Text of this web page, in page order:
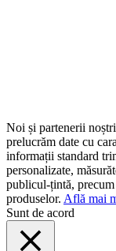
Noi și partenerii
prelucrăm date cu
informații standard
personalizate,
publicul-țintă,
produselor. Află mai
Sunt de acord